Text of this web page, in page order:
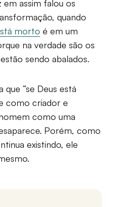
assim falou os
quando
morto é em um
na verdade são os
sendo abalados.
“se Deus está
como criador e
como uma
Porém, como
existindo, ele